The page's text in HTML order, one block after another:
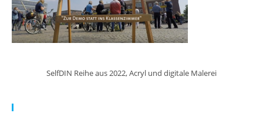
SelfDIN Reihe aus 2022, Acryl und digitale Malerei